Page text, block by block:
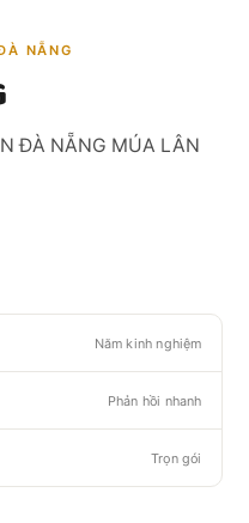
NẴNG
ĐÀ NẴNG MÚA LÂN
Năm kinh nghiệm
Phản hồi nhanh
Trọn gói